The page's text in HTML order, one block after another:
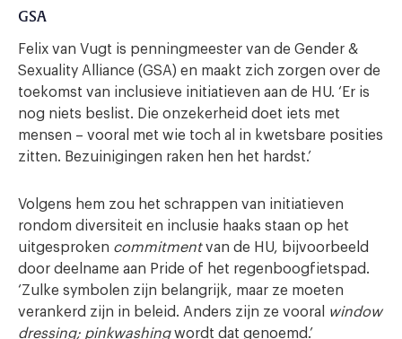
GSA
Felix van Vugt is penningmeester van de Gender &
Sexuality Alliance (GSA) en maakt zich zorgen over de
toekomst van inclusieve initiatieven aan de HU. ‘Er is
nog niets beslist. Die onzekerheid doet iets met
mensen – vooral met wie toch al in kwetsbare posities
zitten. Bezuinigingen raken hen het hardst.’
Volgens hem zou het schrappen van initiatieven
rondom diversiteit en inclusie haaks staan op het
uitgesproken commitmentvan de HU, bijvoorbeeld
door deelname aan Pride of het regenboogfietspad.
‘Zulke symbolen zijn belangrijk, maar ze moeten
verankerd zijn in beleid. Anders zijn ze vooral
window
dressing; pinkwashingwordt dat genoemd.’